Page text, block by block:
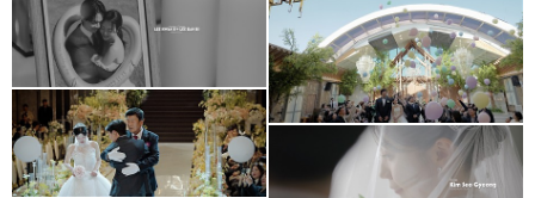
아모르아트웨딩컨벤션
대전S가든 웨딩홀
아모르아트웨딩컨벤션
아모르홀 Wedding
Cinema
메리다웨딩컨벤션